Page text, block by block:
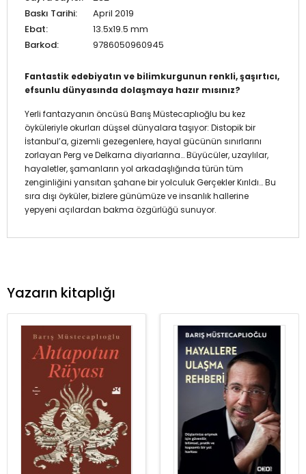
Baskı Tarihi:
April 2019
Ebat:
13.5x19.5 mm
Barkod:
9786050960945
Fantastik edebiyatın ve bilimkurgunun renkli, şaşırtıcı,
efsunlu dünyasında dolaşmaya hazır mısınız?
Yerli fantazyanın öncüsü Barış Müstecaplıoğlu bu kez
öyküleriyle okurları düşsel dünyalara taşıyor: Distopik bir
İstanbul’a, gizemli gezegenlere, hayal gücünün sınırlarını
zorlayan Perg ve Delkarna diyarlarına… Büyücüler, uzaylılar,
hayaletler, şamanların yol arkadaşlığında türün tüm
zenginliğini yansıtan şahane bir yolculuk Gerçekler Kırıldı… Bu
sıra dışı öyküler, bizlere günümüze ve insanlık hallerine
yepyeni açılardan bakma özgürlüğü sunuyor.
Yazarın kitaplığı